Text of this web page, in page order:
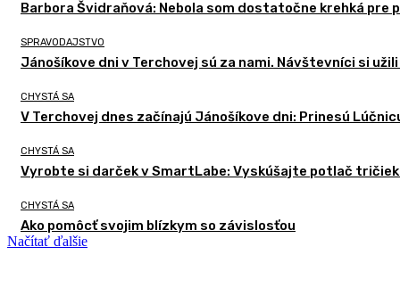
Barbora Švidraňová: Nebola som dostatočne krehká
SPRAVODAJSTVO
Jánošíkove dni v Terchovej sú za nami. Návštevníci si
CHYSTÁ SA
V Terchovej dnes začínajú Jánošíkove dni: Prinesú
CHYSTÁ SA
Vyrobte si darček v SmartLabe: Vyskúšajte potlač
CHYSTÁ SA
Ako pomôcť svojim blízkym so závislosťou
Načítať ďalšie